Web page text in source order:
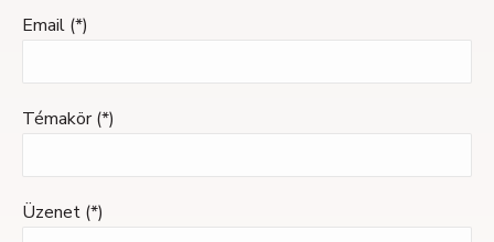
Email (*)
Témakör (*)
Üzenet (*)